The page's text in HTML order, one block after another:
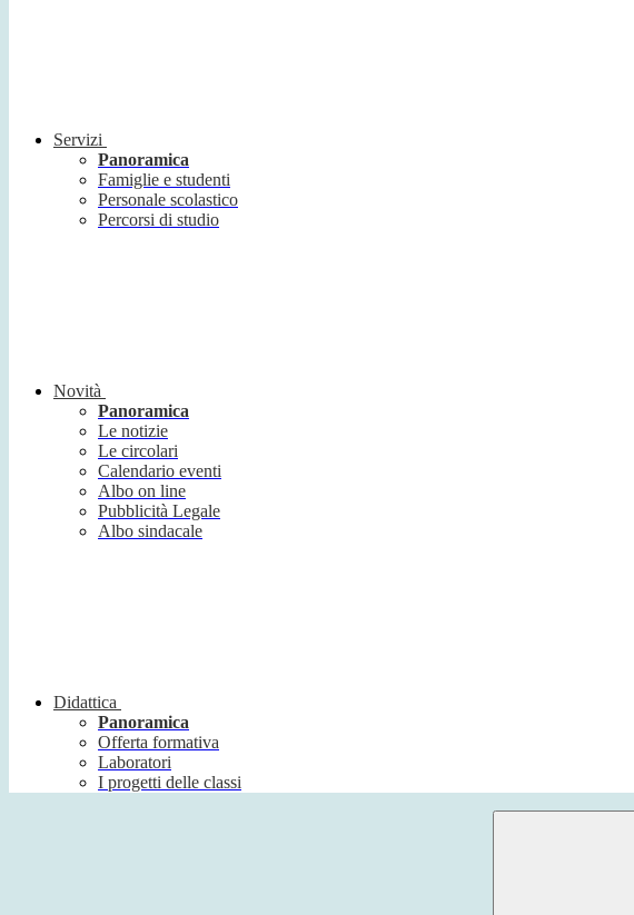
Servizi
Panoramica
Famiglie e studenti
Personale scolastico
Percorsi di studio
Novità
Panoramica
Le notizie
Le circolari
Calendario eventi
Albo on line
Pubblicità Legale
Albo sindacale
Didattica
Panoramica
Offerta formativa
Laboratori
I progetti delle classi